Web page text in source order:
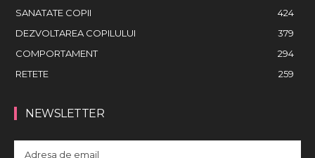
SANATATE COPII
424
DEZVOLTAREA COPILULUI
379
COMPORTAMENT
294
RETETE
259
NEWSLETTER